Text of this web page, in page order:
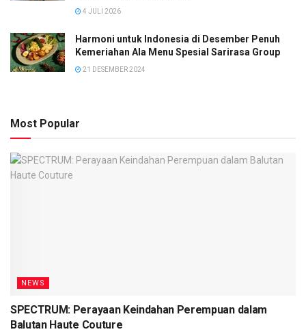
4 JULI 2026
Harmoni untuk Indonesia di Desember Penuh
Kemeriahan Ala Menu Spesial Sarirasa Group
21 DESEMBER 2024
Most Popular
NEWS
SPECTRUM: Perayaan Keindahan Perempuan dalam
Balutan Haute Couture